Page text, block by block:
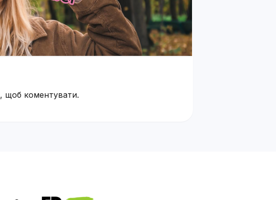
, щоб коментувати.